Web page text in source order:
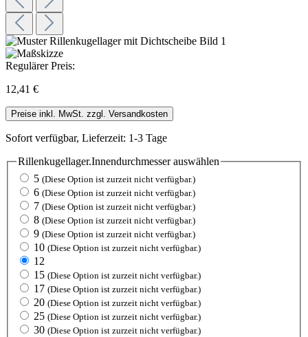
Regulärer Preis:
12,41 €
Preise inkl. MwSt. zzgl. Versandkosten
Sofort verfügbar, Lieferzeit: 1-3 Tage
Rillenkugellager.Innendurchmesserauswählen
5 (Diese Option ist zurzeit nicht verfügbar.)
6 (Diese Option ist zurzeit nicht verfügbar.)
7 (Diese Option ist zurzeit nicht verfügbar.)
8 (Diese Option ist zurzeit nicht verfügbar.)
9 (Diese Option ist zurzeit nicht verfügbar.)
10 (Diese Option ist zurzeit nicht verfügbar.)
12
15 (Diese Option ist zurzeit nicht verfügbar.)
17 (Diese Option ist zurzeit nicht verfügbar.)
20 (Diese Option ist zurzeit nicht verfügbar.)
25 (Diese Option ist zurzeit nicht verfügbar.)
30 (Diese Option ist zurzeit nicht verfügbar.)